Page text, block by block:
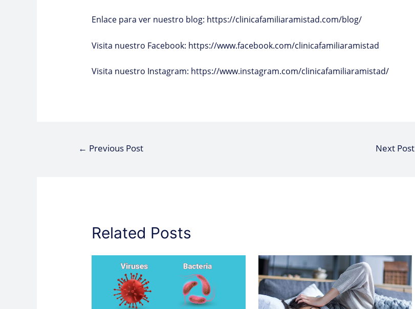
Enlace para ver nuestro blog: https://clinicafamiliaramistad.com/blog/
Visita nuestro Facebook: https://www.facebook.com/clinicafamiliaramistad
Visita nuestro Instagram: https://www.instagram.com/clinicafamiliaramistad/
← Previous Post Next Post
Related Posts